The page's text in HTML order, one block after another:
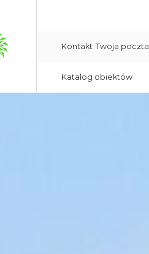
Kontakt Twoja poczta
Katalog obiektów